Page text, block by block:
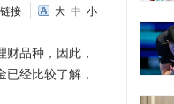
接 大 中 小
品种，因此，
经比较了解，